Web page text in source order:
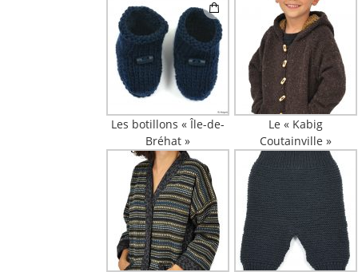
Les botillons « Île-de-
Bréhat »
Le « Kabig
Coutainville »